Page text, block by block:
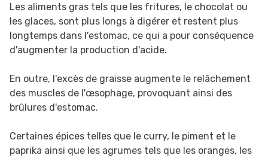
Les aliments gras tels que les fritures, le chocolat ou
les glaces, sont plus longs à digérer et restent plus
longtemps dans l'estomac, ce qui a pour conséquence
d'augmenter la production d'acide.
En outre, l'excès de graisse augmente le relâchement
des muscles de l'œsophage, provoquant ainsi des
brûlures d'estomac.
Certaines épices telles que le curry, le piment et le
paprika ainsi que les agrumes tels que les oranges, les